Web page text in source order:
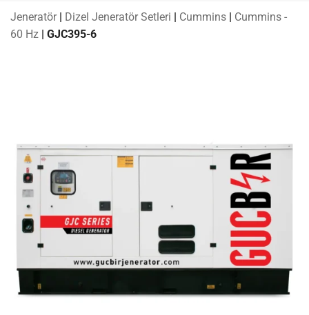
Jeneratör | Dizel Jeneratör Setleri | Cummins | Cummins -
60 Hz | GJC395-6